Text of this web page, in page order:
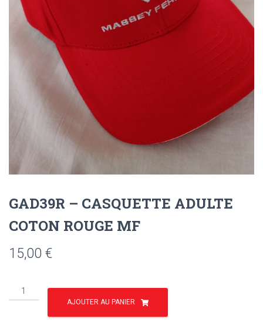
GAD39R – CASQUETTE ADULTE
COTON ROUGE MF
15,00 €
quantité
de
AJOUTER AU PANIER